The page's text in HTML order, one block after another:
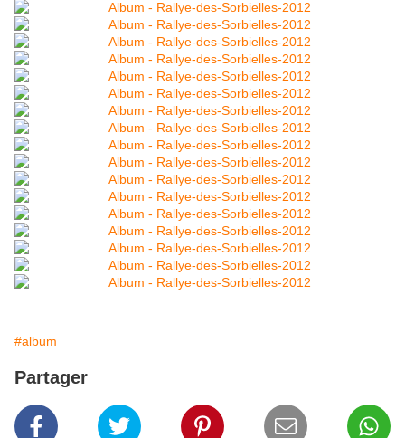
#album
Partager